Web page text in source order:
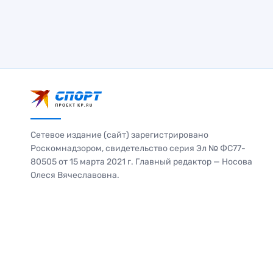
Сетевое издание (сайт) зарегистрировано
Роскомнадзором, свидетельство серия Эл № ФС77-
80505 от 15 марта 2021 г. Главный редактор — Носова
Олеся Вячеславовна.